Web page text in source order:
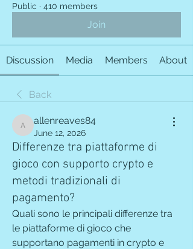
Public · 410 members
Join
Discussion Media Members About
Back
allenreaves84
allenreaves84
June 12, 2026
Differenze tra piattaforme di
gioco con supporto crypto e
metodi tradizionali di
pagamento?
Quali sono le principali differenze tra
le piattaforme di gioco che
supportano pagamenti in crypto e